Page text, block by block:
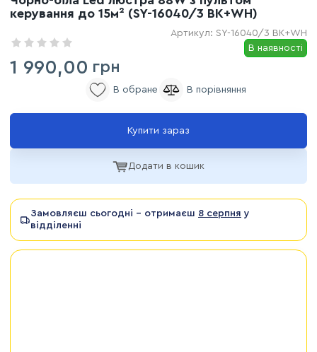
керування до 15м² (SY-16040/3 BK+WH)
Артикул: SY-16040/3 BK+WH
В наявності
1 990,00 грн
Додати в кошик
Замовляєш сьогодні - отримаєш 8 серпня у
відділенні
Купити зараз